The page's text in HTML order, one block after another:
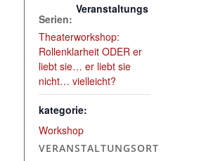
Serien:
Theaterworkshop:
Rollenklarheit ODER er
liebt sie… er liebt sie
nicht… vielleicht?
Veranstaltungs
kategorie:
Workshop
VERANSTALTUNGSORT